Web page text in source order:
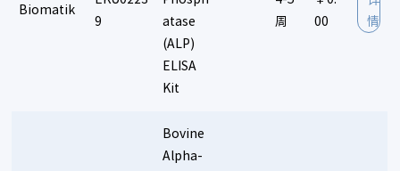
Biomatik
9
atase
(ALP)
ELISA
Kit
周
00
情
Bovine
Alpha-